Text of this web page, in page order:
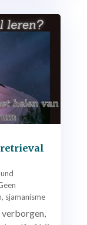
, sjamanisme
verborgen,